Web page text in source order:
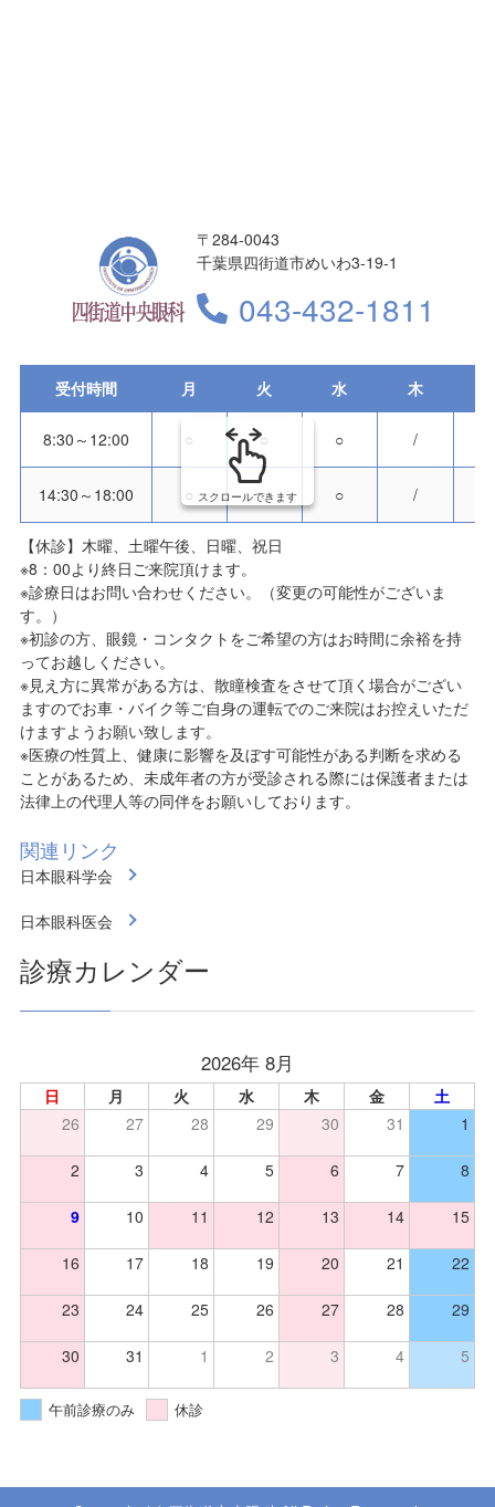
〒284-0043
千葉県四街道市めいわ3-19-1
043-432-1811
受付時間 月 火 水 木
8:30～12:00 ○ ○ ○ /
14:30～18:00 ○ ○ ○ /
スクロールできます
【休診】木曜、土曜午後、日曜、祝日
※8：00より終日ご来院頂けます。
※診療日はお問い合わせください。（変更の可能性がございま
す。）
※初診の方、眼鏡・コンタクトをご希望の方はお時間に余裕を持
ってお越しください。
※見え方に異常がある方は、散瞳検査をさせて頂く場合がござい
ますのでお車・バイク等ご自身の運転でのご来院はお控えいただ
けますようお願い致します。
※医療の性質上、健康に影響を及ぼす可能性がある判断を求める
ことがあるため、未成年者の方が受診される際には保護者または
法律上の代理人等の同伴をお願いしております。
関連リンク
日本眼科学会
日本眼科医会
診療カレンダー
2026年 8月
日 月 火 水 木 金
土
26
27 28 29 30 31 1
2 3 4 5 6 7 8
9 10 11 12 13 14 15
16 17 18 19 20 21 22
23 24 25 26 27 28 29
30 31 1 2 3 4 5
午前診療のみ 休診